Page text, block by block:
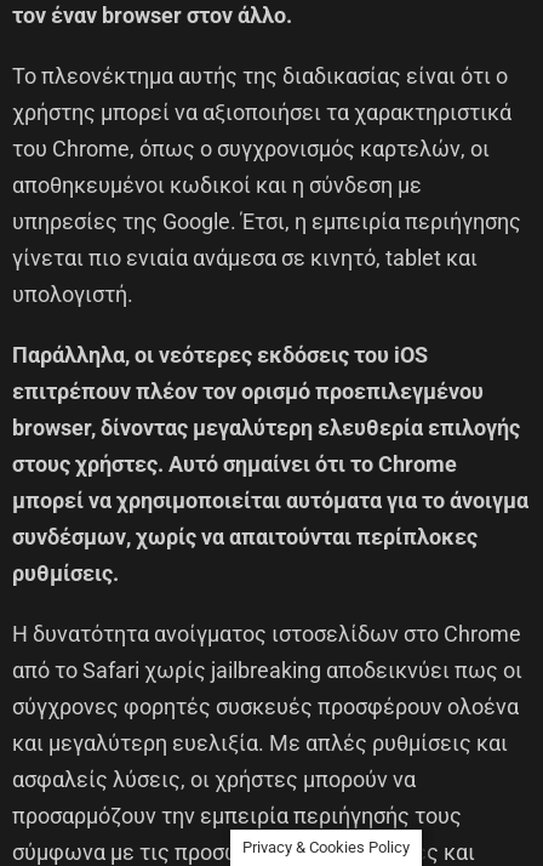
τον έναν browser στον άλλο.
Το πλεονέκτημα αυτής της διαδικασίας είναι ότι ο
χρήστης μπορεί να αξιοποιήσει τα χαρακτηριστικά
του Chrome, όπως ο συγχρονισμός καρτελών, οι
αποθηκευμένοι κωδικοί και η σύνδεση με
υπηρεσίες της Google. Έτσι, η εμπειρία περιήγησης
γίνεται πιο ενιαία ανάμεσα σε κινητό, tablet και
υπολογιστή.
Παράλληλα, οι νεότερες εκδόσεις του iOS
επιτρέπουν πλέον τον ορισμό προεπιλεγμένου
browser, δίνοντας μεγαλύτερη ελευθερία επιλογής
στους χρήστες. Αυτό σημαίνει ότι το Chrome
μπορεί να χρησιμοποιείται αυτόματα για το άνοιγμα
συνδέσμων, χωρίς να απαιτούνται περίπλοκες
ρυθμίσεις.
Η δυνατότητα ανοίγματος ιστοσελίδων στο Chrome
από το Safari χωρίς jailbreaking αποδεικνύει πως οι
σύγχρονες φορητές συσκευές προσφέρουν ολοένα
και μεγαλύτερη ευελιξία. Με απλές ρυθμίσεις και
ασφαλείς λύσεις, οι χρήστες μπορούν να
προσαρμόζουν την εμπειρία περιήγησής τους
σύμφωνα με τις προσωπικές τους ανάγκες και
Privacy & Cookies Policy